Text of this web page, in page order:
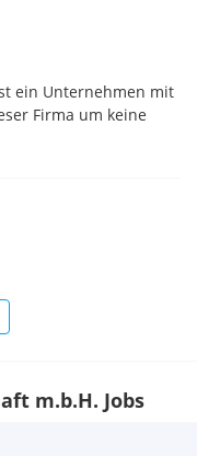
ein Unternehmen mit
Firma um keine
m.b.H. Jobs